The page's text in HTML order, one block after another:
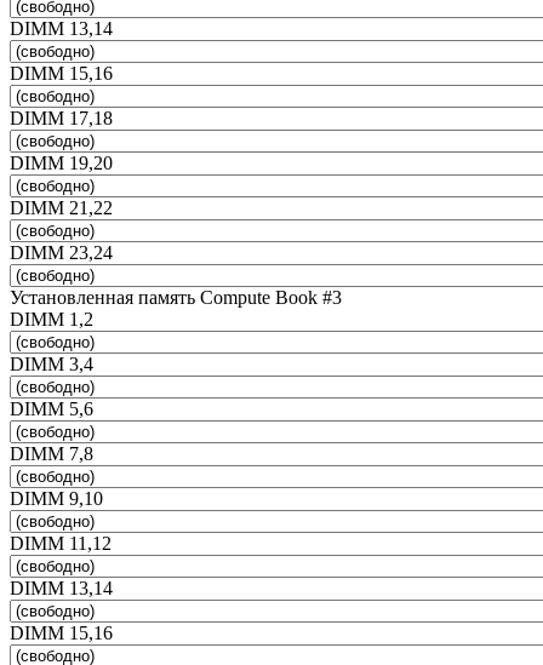
DIMM 13,14
DIMM 15,16
DIMM 17,18
DIMM 19,20
DIMM 21,22
DIMM 23,24
Установленная память Compute Book #3
DIMM 1,2
DIMM 3,4
DIMM 5,6
DIMM 7,8
DIMM 9,10
DIMM 11,12
DIMM 13,14
DIMM 15,16